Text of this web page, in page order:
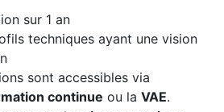
sur 1 an
techniques ayant une vision
sont accessibles via
continue ou la VAE.